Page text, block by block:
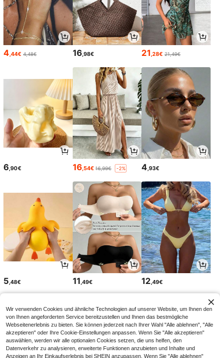
4,44€ 4,48€ 16,98€ 21,28€ 21,49€
6 ,90€ 16,54€ 16,99€ -2% 4 ,93€
5 ,48€ 11 ,49€ 12 ,49€
Wir verwenden Cookies und ähnliche Technologien auf unserer Website, um Ihnen den
von Ihnen angeforderten Service bereitzustellen und Ihnen das bestmögliche
Webseitenerlebnis zu bieten. Sie können jederzeit nach Ihrer Wahl "Alle ablehnen", "Alle
akzeptieren" oder Ihre Cookie-Einstellungen anpassen. Wenn Sie "Alle akzeptieren"
auswählen, werden wir alle optionalen Cookies setzen, die uns helfen, den
Datenverkehr zu analysieren, erweiterte Funktionen anzubieten und Inhalte und
Anzeigen an Ihr Einkaufserlebnis bei SHEIN anzupassen. Wenn Sie "Alle ablehnen"